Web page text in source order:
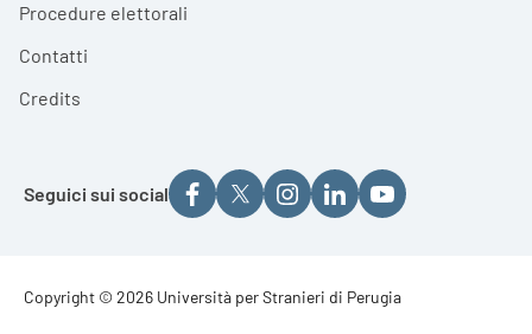
Procedure elettorali
Contatti
Credits
Seguici sui social
Footer - Copyright
Copyright © 2026 Università per Stranieri di Perugia